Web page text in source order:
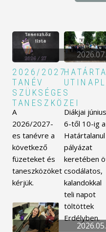
2026/2027.
TANÉV
SZÜKSÉGES
TANESZKÖZEI
A
2026/2027-
es tanévre a
következő
füzeteket és
taneszközöket
kérjük.
Diákjai június
6-től 10-ig a
Határtalanul
pályázat
keretében
csodálatos,
kalandokkal
teli napot
töltöttek
Erdélyben.